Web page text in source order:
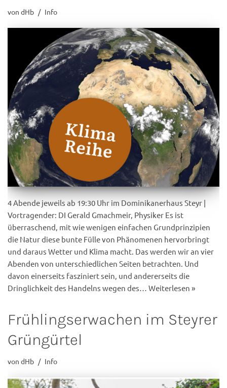
von dHb Info
4 Abende jeweils ab 19:30 Uhr im Dominikanerhaus Steyr |
Vortragender: DI Gerald Gmachmeir, Physiker Es ist
überraschend, mit wie wenigen einfachen Grundprinzipien
die Natur diese bunte Fülle von Phänomenen hervorbringt
und daraus Wetter und Klima macht. Das werden wir an vier
Abenden von unterschiedlichen Seiten betrachten. Und
davon einerseits fasziniert sein, und andererseits die
Dringlichkeit des Handelns wegen des… Weiterlesen »
Frühlingserwachen im Steyrer
Grüngürtel
von dHb Info